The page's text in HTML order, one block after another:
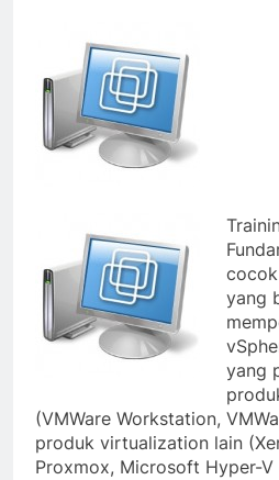
yang
yang
(VMWare Workstation,
produk virtualization lain
Proxmox, Microsoft Hyper-V